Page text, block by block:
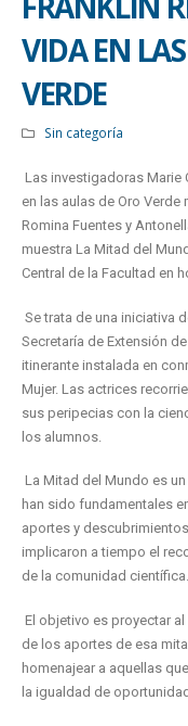
VIDA EN
VERDE
Sin categoría
Las investigadoras Marie
en las aulas de Oro
Romina Fuentes y
muestra La Mitad del
Central de la Facultad en
Se trata de una iniciativa
Secretaría de Extensión
itinerante instalada en
Mujer. Las actrices
sus peripecias con la
los alumnos.
La Mitad del Mundo es
han sido fundamentales
aportes y
implicaron a tiempo el
de la comunidad científica.
El objetivo es proyectar
de los aportes de esa
homenajear a aquellas
la igualdad de